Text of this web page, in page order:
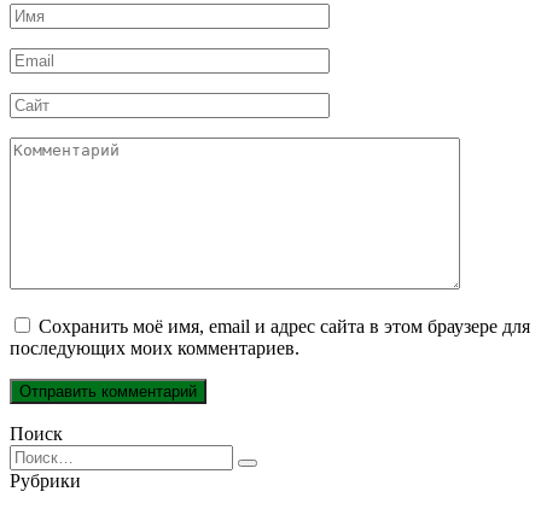
Имя
*
Email
*
Сайт
Комментарий
Сохранить моё имя, email и адрес сайта в этом браузере для
последующих моих комментариев.
Поиск
Search
for:
Рубрики